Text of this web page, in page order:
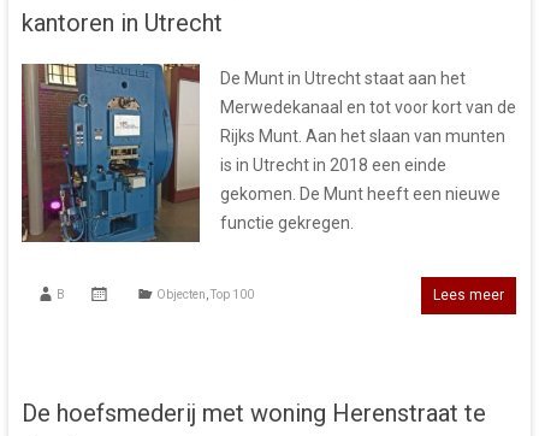
kantoren in Utrecht
De Munt in Utrecht staat aan het
Merwedekanaal en tot voor kort van de
Rijks Munt. Aan het slaan van munten
is in Utrecht in 2018 een einde
gekomen. De Munt heeft een nieuwe
functie gekregen.
B Objecten Top 100 Lees meer
De hoefsmederij met woning Herenstraat te